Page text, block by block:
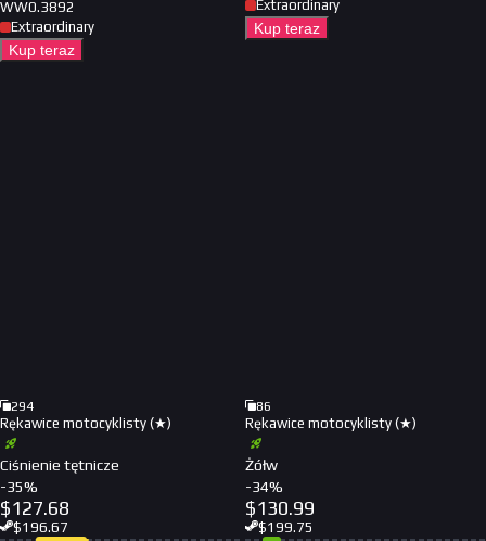
WW0.3892
Extraordinary
Kup teraz
Extraordinary
Kup teraz
294
Rękawice motocyklisty (★)
Ciśnienie tętnicze
-35%
$127.68
$196.67
86
Rękawice motocyklisty (★)
Żółw
-34%
$130.99
$199.75